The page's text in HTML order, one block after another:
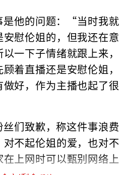
是他的问题：“当时我就
慰伦姐的，但我还在意
一下子情绪就跟上来，
着直播还是安慰伦姐，
好，作为主播也起了很
们致歉，称这件事浪费
不起伦姐的爱，也对不
上网时可以甄别网络上